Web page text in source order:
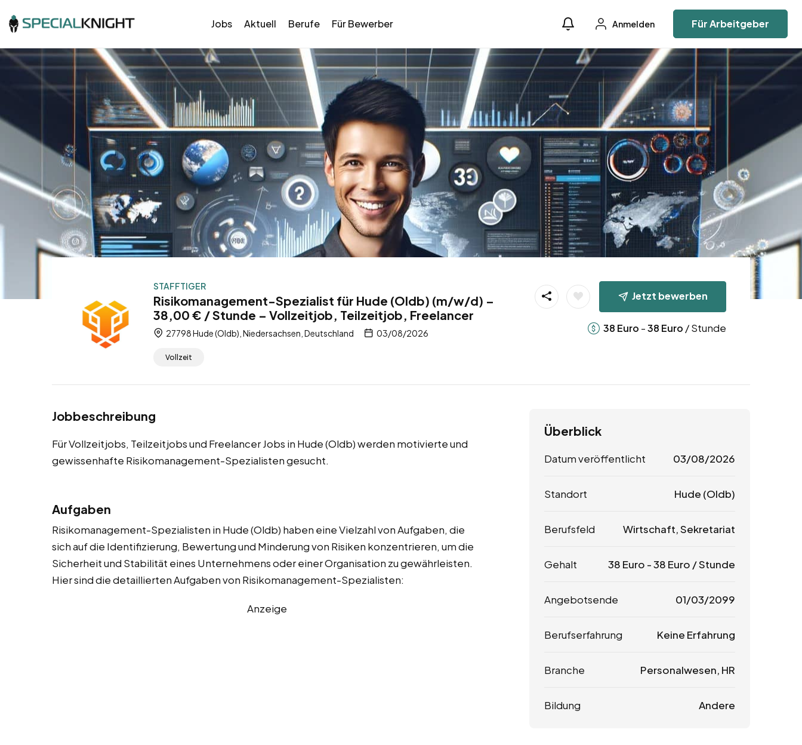
Jobs Aktuell Berufe Für Bewerber Anmelden Für Arbeitgeber
STAFFTIGER
Risikomanagement-Spezialist für Hude (Oldb) (m/w/d) –
38,00 € / Stunde – Vollzeitjob, Teilzeitjob, Freelancer
27798 Hude (Oldb), Niedersachsen, Deutschland 03/08/2026
Vollzeit
Jetzt bewerben
38 Euro -38 Euro / Stunde
Jobbeschreibung
Für Vollzeitjobs, Teilzeitjobs und Freelancer Jobs in Hude (Oldb) werden motivierte und
gewissenhafte Risikomanagement-Spezialisten gesucht.
Aufgaben
Risikomanagement-Spezialisten in Hude (Oldb) haben eine Vielzahl von Aufgaben, die
sich auf die Identifizierung, Bewertung und Minderung von Risiken konzentrieren, um die
Sicherheit und Stabilität eines Unternehmens oder einer Organisation zu gewährleisten.
Hier sind die detaillierten Aufgaben von Risikomanagement-Spezialisten:
Anzeige
Überblick
Datum veröffentlicht 03/08/2026
Standort Hude (Oldb)
Berufsfeld Wirtschaft, Sekretariat
Gehalt 38 Euro -38 Euro / Stunde
Angebotsende 01/03/2099
Berufserfahrung Keine Erfahrung
Branche Personalwesen, HR
Bildung Andere